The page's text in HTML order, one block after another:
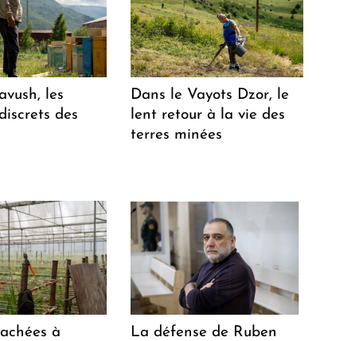
les
des
Dans le Vayots Dzor, le
lent retour à la vie des
terres minées
à
La défense de Ruben